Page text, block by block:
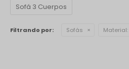
Sofá 3 Cuerpos
Filtrando por: Sofás Material: